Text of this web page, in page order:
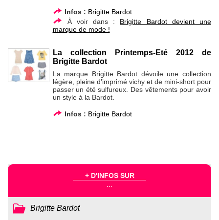
Infos : Brigitte Bardot
À voir dans : Brigitte Bardot devient une
marque de mode !
La collection Printemps-Eté 2012 de
Brigitte Bardot
La marque Brigitte Bardot dévoile une collection
légère, pleine d’imprimé vichy et de mini-short pour
passer un été sulfureux. Des vêtements pour avoir
un style à la Bardot.
Infos : Brigitte Bardot
+ D'INFOS SUR
...
Brigitte Bardot